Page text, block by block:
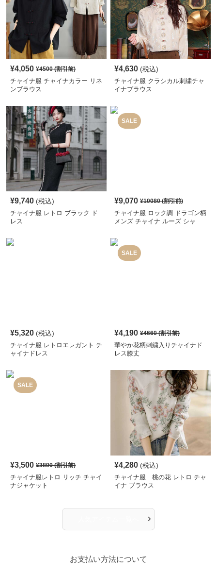
¥4,050 ¥4500(割引前)
チャイナ服 チャイナカラー リネ
ンブラウス
¥4,630 (税込)
チャイナ服 クラシカル刺繍チャ
イナブラウス
¥9,740 (税込)
チャイナ服 レトロ ブラック ド
レス
SALE
¥9,070 ¥10080(割引前)
チャイナ服 ロック調 ドラゴン柄
メンズ チャイナ ルーズ シャ
¥5,320 (税込)
チャイナ服 レトロエレガント チ
ャイナドレス
SALE
¥4,190 ¥4660(割引前)
華やか花柄刺繍入りチャイナド
レス膝丈
SALE
¥3,500 ¥3890(割引前)
チャイナ服レトロ リッチ チャイ
ナジャケット
¥4,280 (税込)
チャイナ服 桃の花 レトロ チャ
イナ ブラウス
›
お支払い方法について